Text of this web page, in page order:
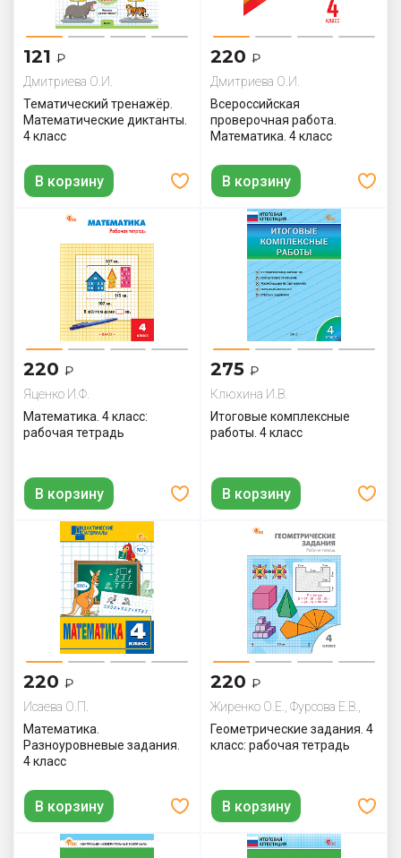
121 ₽
Дмитриева О.И.
Тематический тренажёр.
Математические диктанты.
4 класс
В корзину
220 ₽
Дмитриева О.И.
Всероссийская
проверочная работа.
Математика. 4 класс
В корзину
220 ₽
Яценко И.Ф.
Математика. 4 класс:
рабочая тетрадь
В корзину
275 ₽
Клюхина И.В.
Итоговые комплексные
работы. 4 класс
В корзину
220 ₽
Исаева О.П.
Математика.
Разноуровневые задания.
4 класс
В корзину
220 ₽
Жиренко О.Е., Фурсова Е.В.,
Горлова О.В.
Геометрические задания. 4
класс: рабочая тетрадь
В корзину